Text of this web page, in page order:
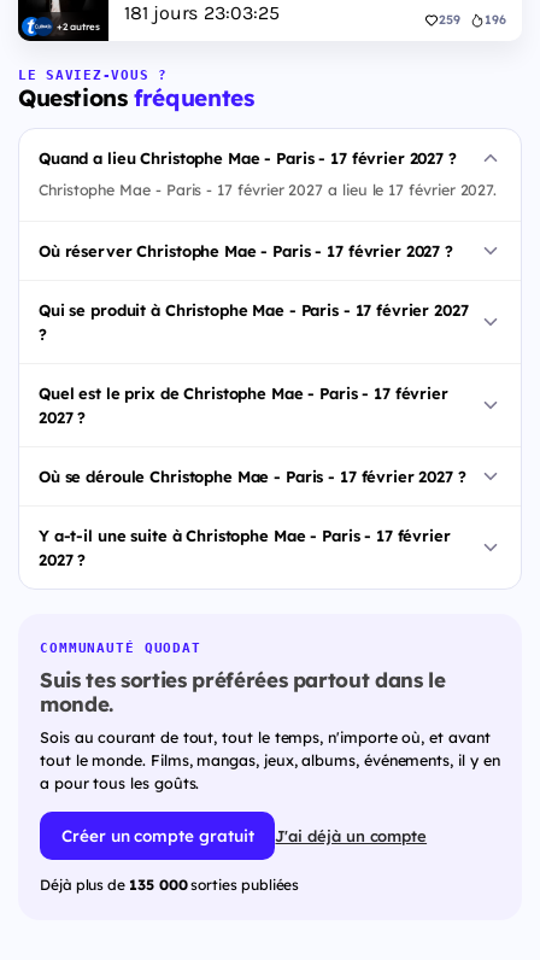
+2 autres
181 jours 23:03:24 259 196
LE SAVIEZ-VOUS ?
Questionsfréquentes
Quand a lieu Christophe Mae - Paris - 17 février 2027 ?
Christophe Mae - Paris - 17 février 2027 a lieu le 17 février 2027.
Où réserver Christophe Mae - Paris - 17 février 2027 ?
Qui se produit à Christophe Mae - Paris - 17 février 2027
?
Quel est le prix de Christophe Mae - Paris - 17 février
2027 ?
Où se déroule Christophe Mae - Paris - 17 février 2027 ?
Y a-t-il une suite à Christophe Mae - Paris - 17 février
2027 ?
COMMUNAUTÉ QUODAT
Suis tes sorties préférées partout dans le
monde.
Sois au courant de tout, tout le temps, n'importe où, et avant
tout le monde. Films, mangas, jeux, albums, événements, il y en
a pour tous les goûts.
Créer un compte gratuit J'ai déjà un compte
Déjà plus de 135 000sorties publiées